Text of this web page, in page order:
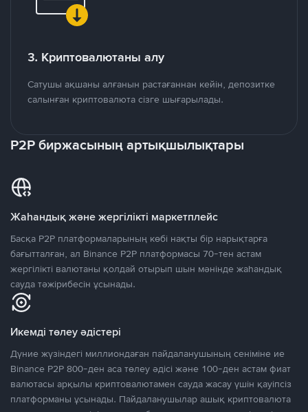
3. Криптовалютаны алу
Сатушы ақшаны алғанын растағаннан кейін, депозитке
салынған криптовалюта сізге шығарылады.
P2P биржасының артықшылықтары
Жаһандық және жергілікті маркетплейс
Басқа P2P платформаларының көбі нақты бір нарықтарға
бағытталған, ал Binance P2P платформасы 70-тен астам
жергілікті валютаны қолдай отырып шын мәнінде жаһандық
сауда тәжірибесін ұсынады.
Икемді төлеу әдістері
Дүние жүзіндегі миллиондаған пайдаланушының сеніміне ие
Binance P2P 800-ден аса төлеу әдісі және 100-ден астам фиат
валютасы арқылы криптовалютамен сауда жасау үшін қауіпсіз
платформаны ұсынады. Пайдаланушылар ашық криптовалюта